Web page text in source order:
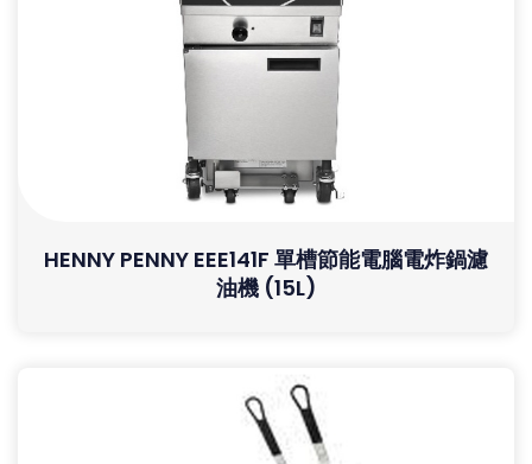
HENNY PENNY EEE141F 單槽節能電腦電炸鍋濾
油機 (15L)